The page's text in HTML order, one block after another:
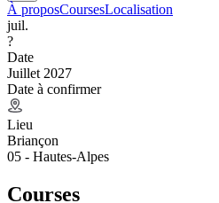
À proposCoursesLocalisation
juil.
?
Date
Juillet 2027
Date à confirmer
Lieu
Briançon
05 - Hautes-Alpes
Courses